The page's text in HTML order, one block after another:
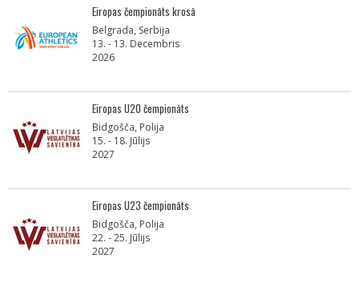
Eiropas čempionāts krosā
Belgrada, Serbija
13. - 13. Decembris
2026
Eiropas U20 čempionāts
Bidgošča, Polija
15. - 18. Jūlijs
2027
Eiropas U23 čempionāts
Bidgošča, Polija
22. - 25. Jūlijs
2027